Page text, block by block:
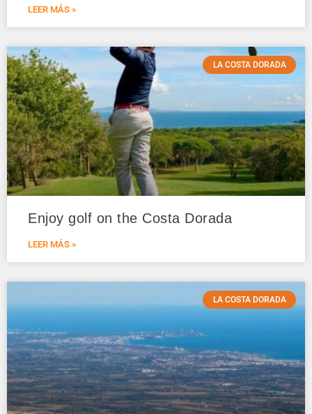
LEER MÁS »
LA COSTA DORADA
Enjoy golf on the Costa Dorada
LEER MÁS »
LA COSTA DORADA